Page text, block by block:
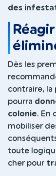
des
Dès les
contraire, la
pourra
colonie. En
mobiliser
toute
cher pour